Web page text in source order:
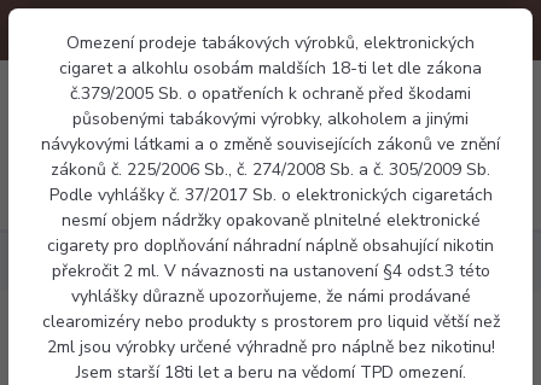
Omezení prodeje tabákových výrobků, elektronických
cigaret a alkohlu osobám maldších 18-ti let dle zákona
č.379/2005 Sb. o opatřeních k ochraně před škodami
působenými tabákovými výrobky, alkoholem a jinými
návykovými látkami a o změně souvisejících zákonů ve znění
zákonů č. 225/2006 Sb., č. 274/2008 Sb. a č. 305/2009 Sb.
Podle vyhlášky č. 37/2017 Sb. o elektronických cigaretách
nesmí objem nádržky opakovaně plnitelné elektronické
cigarety pro doplňování náhradní náplně obsahující nikotin
překročit 2 ml. V návaznosti na ustanovení §4 odst.3 této
vyhlášky důrazně upozorňujeme, že námi prodávané
clearomizéry nebo produkty s prostorem pro liquid větší než
2ml jsou výrobky určené výhradně pro náplně bez nikotinu!
Jsem starší 18ti let a beru na vědomí TPD omezení.
Menu
0 Kč
Elektronické cigarety Vaporesso XROS 4 Nano
Vaporesso XROS 4 Nano